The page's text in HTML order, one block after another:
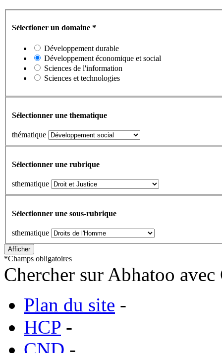
Sélectioner un domaine *
Développement durable
Développement économique et social
Sciences de l'information
Sciences et technologies
Sélectionner une thematique
thématique
Sélectionner une rubrique
sthematique
Sélectionner une sous-rubrique
sthematique
*Champs obligatoires
Chercher sur Abhatoo
Plan du site -
HCP -